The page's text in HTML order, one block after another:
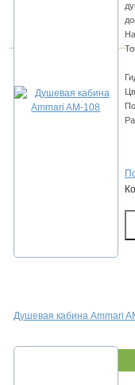
Душевая кабина Ammari